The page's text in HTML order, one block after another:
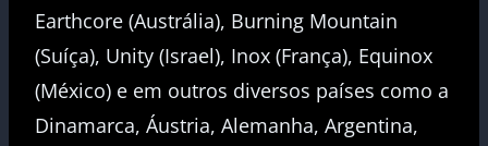
Earthcore (Austrália), Burning Mountain
(Suíça), Unity (Israel), Inox (França), Equinox
(México) e em outros diversos países como a
Dinamarca, Áustria, Alemanha, Argentina,